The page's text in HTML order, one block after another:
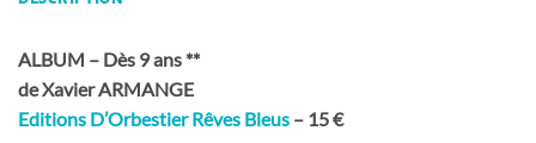
ALBUM – Dès 9 ans **
de Xavier ARMANGE
Editions D’Orbestier Rêves Bleus – 15 €